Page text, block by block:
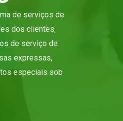
de serviços de
dos clientes,
de serviço de
expressas,
especiais sob